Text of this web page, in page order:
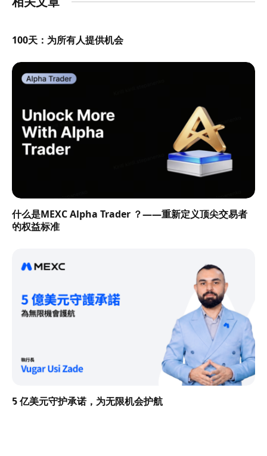
100天：为所有人提供机会
什么是MEXC Alpha Trader ？——重新定义顶尖交易者
的权益标准
5 亿美元守护承诺，为无限机会护航